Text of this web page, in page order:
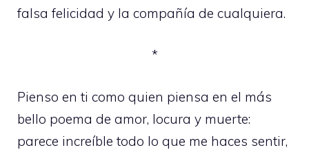
falsa felicidad y la compañía de cualquiera.
*
Pienso en ti como quien piensa en el más
bello poema de amor, locura y muerte:
parece increíble todo lo que me haces sentir,